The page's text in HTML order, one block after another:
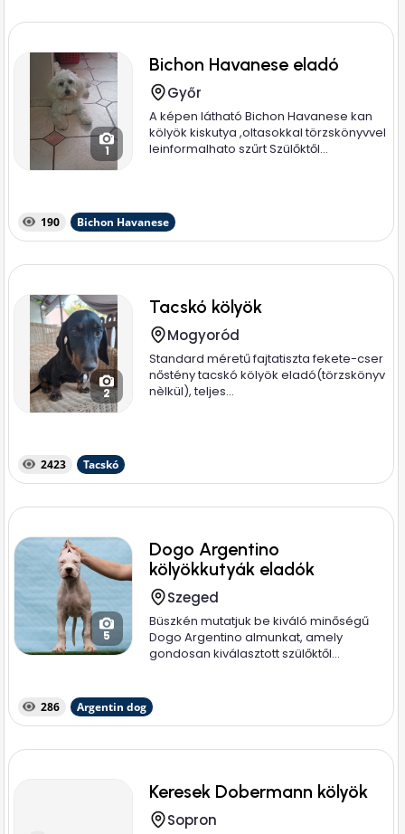
1
Bichon Havanese eladó
Győr
A képen látható Bichon Havanese kan
kölyök kiskutya ,oltasokkal törzskönyvvel
leinformalhato szűrt Szülőktől...
190 Bichon Havanese
2
Tacskó kölyök
Mogyoród
Standard méretű fajtatiszta fekete-cser
nőstény tacskó kölyök eladó(törzskönyv
nèlkül), teljes...
2423 Tacskó
5
Dogo Argentino
kölyökkutyák eladók
Szeged
Büszkén mutatjuk be kiváló minőségű
Dogo Argentino almunkat, amely
gondosan kiválasztott szülőktől...
286 Argentin dog
Keresek Dobermann kölyök
Sopron